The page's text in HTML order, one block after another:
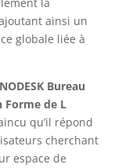
assise,
vous
à domicile.
ainsi un
globale liée à
Bureau
Forme de L
qu’il répond
cherchant
espace de